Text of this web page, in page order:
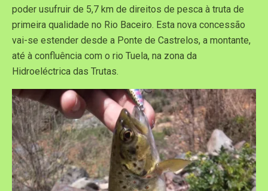
poder usufruir de 5,7 km de direitos de pesca à truta de
primeira qualidade no Rio Baceiro. Esta nova concessão
vai-se estender desde a Ponte de Castrelos, a montante,
até à confluência com o rio Tuela, na zona da
Hidroeléctrica das Trutas.